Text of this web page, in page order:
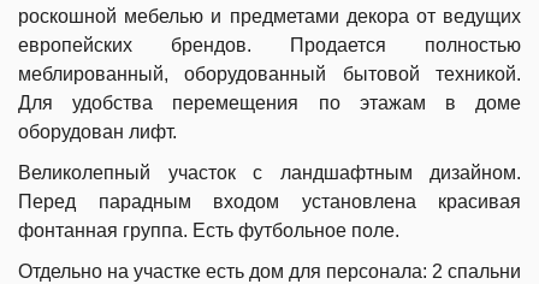
роскошной мебелью и предметами декора от ведущих
европейских брендов. Продается полностью
меблированный, оборудованный бытовой техникой.
Для удобства перемещения по этажам в доме
оборудован лифт.
Великолепный участок с ландшафтным дизайном.
Перед парадным входом установлена красивая
фонтанная группа. Есть футбольное поле.
Отдельно на участке есть дом для персонала: 2 спальни